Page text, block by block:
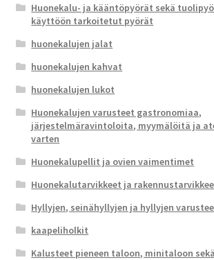
Huonekalu- ja kääntöpyörät sekä
käyttöön tarkoitetut pyörät
huonekalujen jalat
huonekalujen kahvat
huonekalujen lukot
Huonekalujen varusteet gastronomiaa,
järjestelmäravintoloita, myymälöitä ja
varten
Huonekalupellit ja ovien vaimentimet
Huonekalutarvikkeet ja
Hyllyjen, seinähyllyjen ja hyllyjen
kaapeliholkit
Kalusteet pieneen taloon, minitaloon